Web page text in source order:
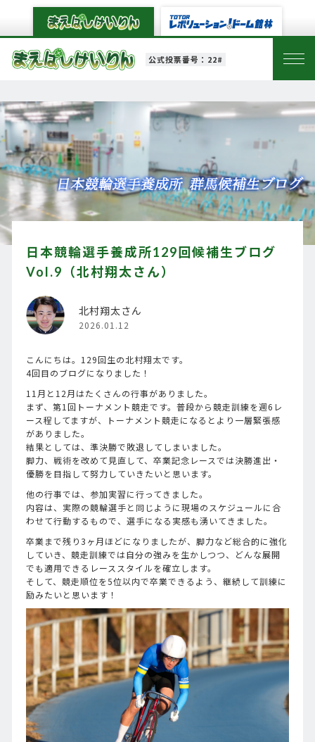
公式投票番号：22#
日本競輪選手養成所129回候補生ブログ
Vol.9（北村翔太さん）
北村翔太さん
2026.01.12
こんにちは。129回生の北村翔太です。
4回目のブログになりました！
11月と12月はたくさんの行事がありました。
まず、第1回トーナメント競走です。普段から競走訓練を週6レ
ース程してますが、トーナメント競走になるとより一層緊張感
がありました。
結果としては、準決勝で敗退してしまいました。
脚力、戦術を改めて見直して、卒業記念レースでは決勝進出・
優勝を目指して努力していきたいと思います。
他の行事では、参加実習に行ってきました。
内容は、実際の競輪選手と同じように現場のスケジュールに合
わせて行動するもので、選手になる実感も湧いてきました。
卒業まで残り3ヶ月ほどになりましたが、脚力など総合的に強化
していき、競走訓練では自分の強みを生かしつつ、どんな展開
でも適用できるレーススタイルを確立します。
そして、競走順位を5位以内で卒業できるよう、継続して訓練に
励みたいと思います！